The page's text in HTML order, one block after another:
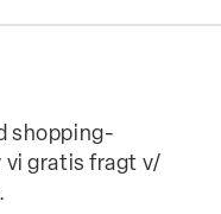
shopping-
vi gratis fragt v/